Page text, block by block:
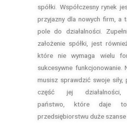
spółki. Współczesny rynek
przyjazny dla nowych firm, a
pole do działalności.
założenie spółki, jest
które nie wymaga wielu
sukcesywne
musisz sprawdzić swoje siły,
część jej
państwo, które daje
przedsiębiorstwu duże szanse